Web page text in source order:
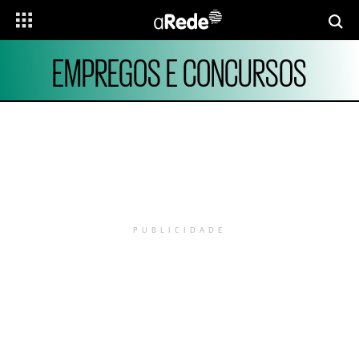
EMPREGOS E CONCURSOS
PUBLICIDADE